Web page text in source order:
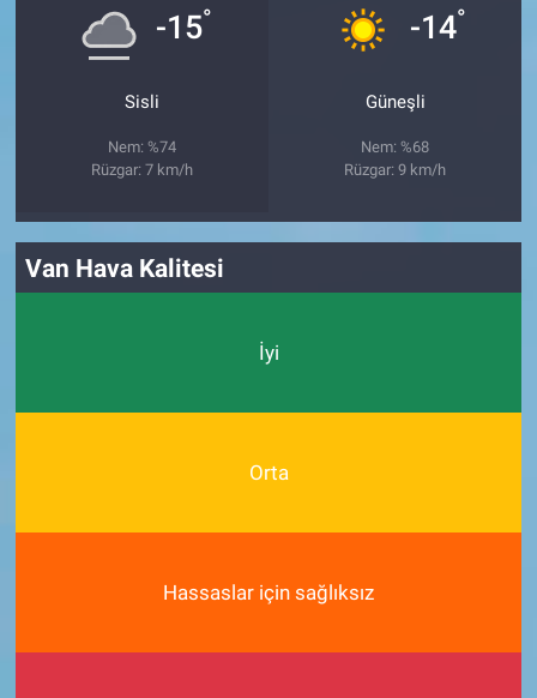
-15°
Sisli
Nem: %74
Rüzgar: 7 km/h
-14°
Güneşli
Nem: %68
Rüzgar: 9 km/h
Van Hava Kalitesi
İyi
Orta
Hassaslar için sağlıksız